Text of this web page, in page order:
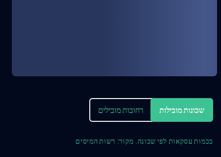
שכונות מובילות רחובות מובילים
בכמות עסקאות לפי שכונה. מקור: רשות המיסים